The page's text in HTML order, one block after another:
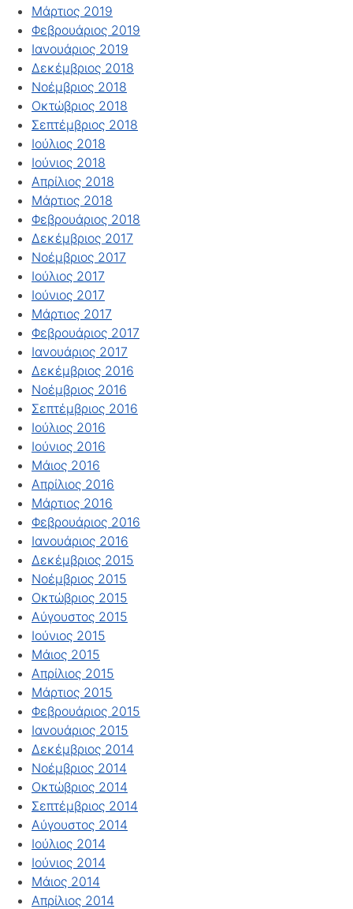
Μάρτιος 2019
Φεβρουάριος 2019
Ιανουάριος 2019
Δεκέμβριος 2018
Νοέμβριος 2018
Οκτώβριος 2018
Σεπτέμβριος 2018
Ιούλιος 2018
Ιούνιος 2018
Απρίλιος 2018
Μάρτιος 2018
Φεβρουάριος 2018
Δεκέμβριος 2017
Νοέμβριος 2017
Ιούλιος 2017
Ιούνιος 2017
Μάρτιος 2017
Φεβρουάριος 2017
Ιανουάριος 2017
Δεκέμβριος 2016
Νοέμβριος 2016
Σεπτέμβριος 2016
Ιούλιος 2016
Ιούνιος 2016
Μάιος 2016
Απρίλιος 2016
Μάρτιος 2016
Φεβρουάριος 2016
Ιανουάριος 2016
Δεκέμβριος 2015
Νοέμβριος 2015
Οκτώβριος 2015
Αύγουστος 2015
Ιούνιος 2015
Μάιος 2015
Απρίλιος 2015
Μάρτιος 2015
Φεβρουάριος 2015
Ιανουάριος 2015
Δεκέμβριος 2014
Νοέμβριος 2014
Οκτώβριος 2014
Σεπτέμβριος 2014
Αύγουστος 2014
Ιούλιος 2014
Ιούνιος 2014
Μάιος 2014
Απρίλιος 2014